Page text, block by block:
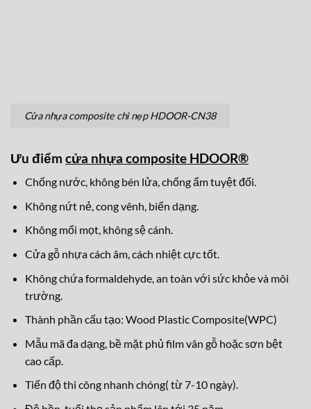
Cửa nhựa composite chỉ nẹp HDOOR-CN38
Ưu điểm cửa nhựa composite HDOOR®
Chống nước, không bén lửa, chống ẩm tuyệt đối.
Không nứt nẻ, cong vênh, biến dạng.
Không mối mọt, không sệ cánh.
Cửa gỗ nhựa cách âm, cách nhiệt cực tốt.
Không chứa formaldehyde, an toàn với sức khỏe và môi
trường.
Thành phần cấu tạo: Wood Plastic Composite(WPC)
Mẫu mã đa dạng, bề mặt phủ film vân gỗ hoặc sơn bệt
cao cấp.
Tiến độ thi công nhanh chóng( từ 7-10 ngày).